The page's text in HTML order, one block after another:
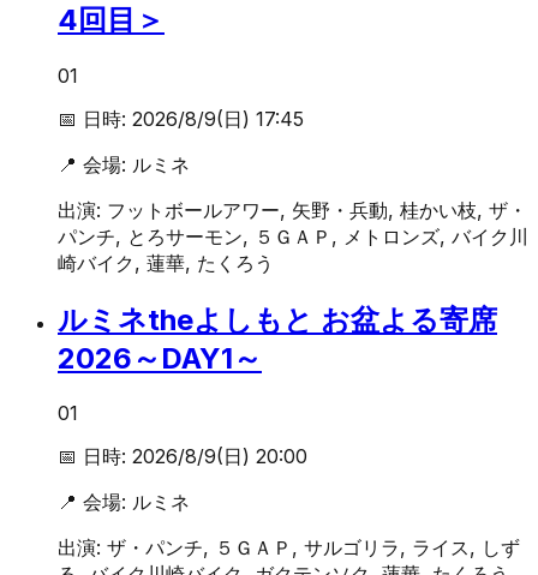
4回目＞
01
📅 日時: 2026/8/9(日) 17:45
📍 会場: ルミネ
出演: フットボールアワー, 矢野・兵動, 桂かい枝, ザ・
パンチ, とろサーモン, ５ＧＡＰ, メトロンズ, バイク川
崎バイク, 蓮華, たくろう
ルミネtheよしもと お盆よる寄席
2026～DAY1～
01
📅 日時: 2026/8/9(日) 20:00
📍 会場: ルミネ
出演: ザ・パンチ, ５ＧＡＰ, サルゴリラ, ライス, しず